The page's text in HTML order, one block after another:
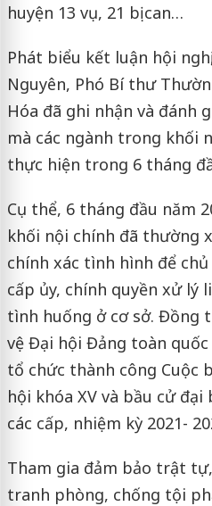
huyện 13 vụ, 21 bị can…
Phát biểu kết luận hội
Nguyên, Phó Bí thư
Hóa đã ghi nhận và đánh
mà các ngành trong khối
thực hiện trong 6 tháng
Cụ thể, 6 tháng đầu năm
khối nội chính đã thường
chính xác tình hình để
cấp ủy, chính quyền xử lý
tình huống ở cơ sở. Đồng
vệ Đại hội Đảng toàn
tổ chức thành công Cuộc
hội khóa XV và bầu cử
các cấp, nhiệm kỳ 2021-
Tham gia đảm bảo trật
tranh phòng, chống tội